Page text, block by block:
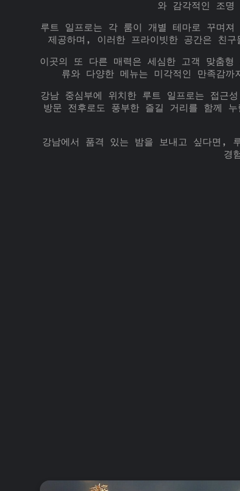
와 감각적인 조
루트 일프로는 각 룸이 개별 테마로 꾸며
제공하며, 이러한 프라이빗한 공간은 친
이곳의 또 다른 매력은 세심한 고객 맞춤형
류와 다양한 메뉴는 미각적인 만족감
강남 중심부에 위치한 루트 일프로는 접근
방문 전후로도 풍부한 즐길 거리를 함께
강남에서 품격 있는 밤을 보내고 싶다면,
경